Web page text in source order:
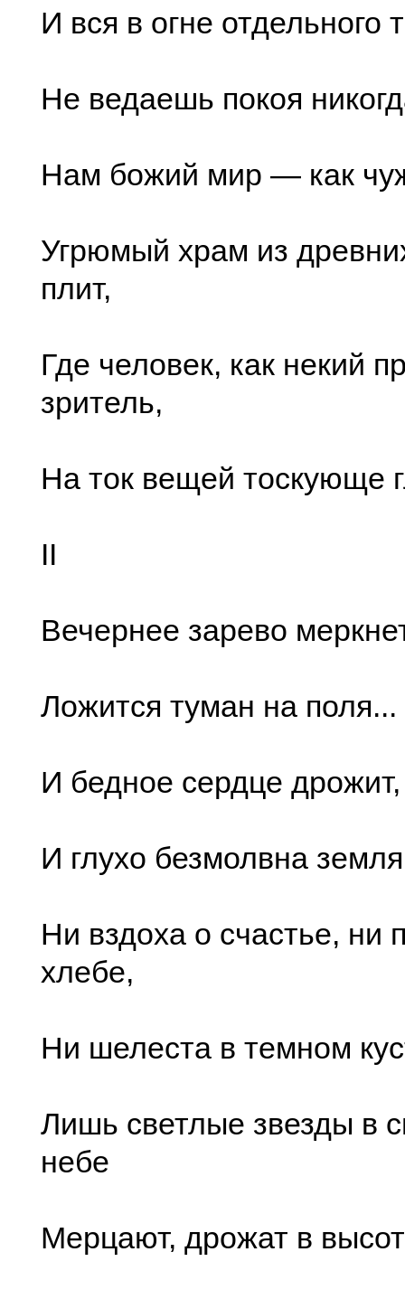
И вся в огне отдельного
Не ведаешь покоя
Нам божий мир — как
Угрюмый храм из
плит,
Где человек, как некий
зритель,
На ток вещей тоскующе
II
Вечернее зарево
Ложится туман на поля...
И бедное сердце дрожит,
И глухо безмолвна
Ни вздоха о счастье, ни
хлебе,
Ни шелеста в темном
Лишь светлые звезды в
небе
Мерцают, дрожат в